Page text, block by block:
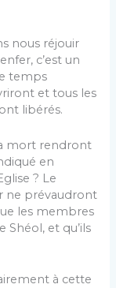
nous réjouir
c’est un
temps
et tous les
libérés.
mort rendront
en
? Le
ne prévaudront
les membres
Shéol, et qu’ils
à cette